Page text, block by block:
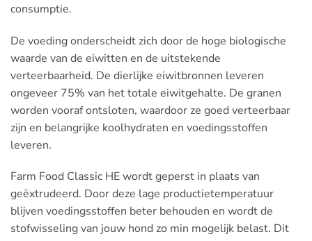
consumptie.
De voeding onderscheidt zich door de hoge biologische
waarde van de eiwitten en de uitstekende
verteerbaarheid. De dierlijke eiwitbronnen leveren
ongeveer 75% van het totale eiwitgehalte. De granen
worden vooraf ontsloten, waardoor ze goed verteerbaar
zijn en belangrijke koolhydraten en voedingsstoffen
leveren.
Farm Food Classic HE wordt geperst in plaats van
geëxtrudeerd. Door deze lage productietemperatuur
blijven voedingsstoffen beter behouden en wordt de
stofwisseling van jouw hond zo min mogelijk belast. Dit